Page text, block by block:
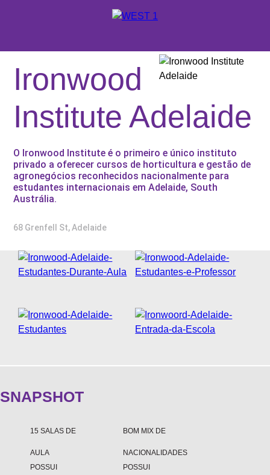
ORÇAMENTO
ENGLISH
ESPAÑOL
NOSSOS SERVIÇOS
ESCOLAS E CURSOS
SOBRE A WEST 1
FAQS
DEPOIMENTOS
Ironwood
Institute Adelaide
O Ironwood Institute é o primeiro e único instituto
privado a oferecer cursos de horticultura e gestão de
agronegócios reconhecidos nacionalmente para
estudantes internacionais em Adelaide, South
Austrália.
68 Grenfell St, Adelaide
SNAPSHOT
15 SALAS DE
AULA
BOM MIX DE
NACIONALIDADES
POSSUI
POSSUI